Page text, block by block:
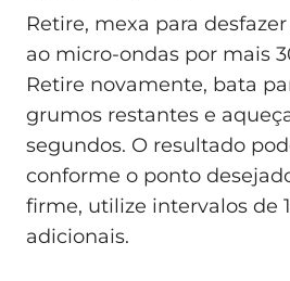
Retire, mexa para
ao micro-ondas por mais
Retire novamente, bata
grumos restantes e
segundos. O resultado
conforme o ponto
firme, utilize intervalos de
adicionais.